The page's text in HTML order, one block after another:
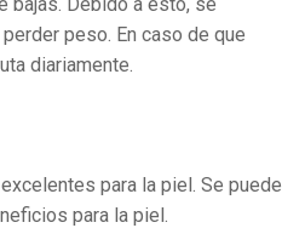
peso. En caso de que
diariamente.
para la piel. Se puede
para la piel.